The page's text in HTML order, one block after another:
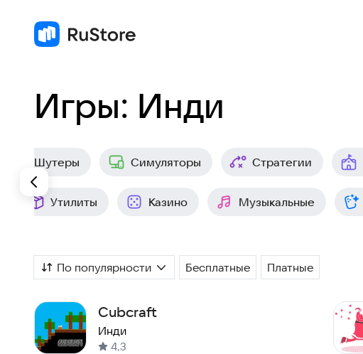
Игры: Инди
Шутеры Симуляторы Стратегии
Утилиты Казино Музыкальные
По популярности Бесплатные Платные
Cubcraft
Инди
4,3